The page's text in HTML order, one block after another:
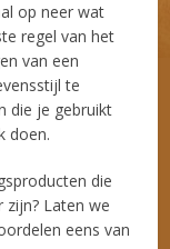
op neer wat
regel van het
van een
te
die je gebruikt
doen.
die
zijn? Laten we
eens van